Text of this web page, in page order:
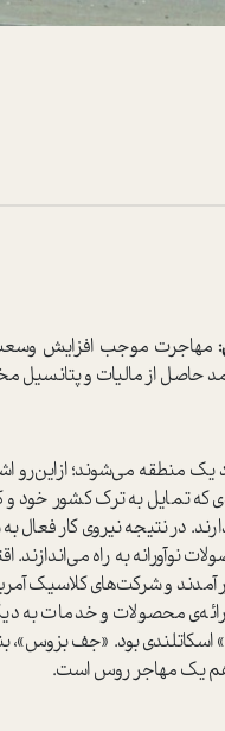
مهاجرت موجب افزایش وسعت
حاصل از مالیات و پتانسیل
یک منطقه می‌شوند؛ ازاین‌رو
تمایل به ترک کشور خود و
در نتیجه نیروی کار فعال
نوآورانه به راه می‌اندازند.
و شرکت‌های کلاسیک
محصولات و خدمات به
بود. «جف بزوس»،
هم یک مهاجر روس است.